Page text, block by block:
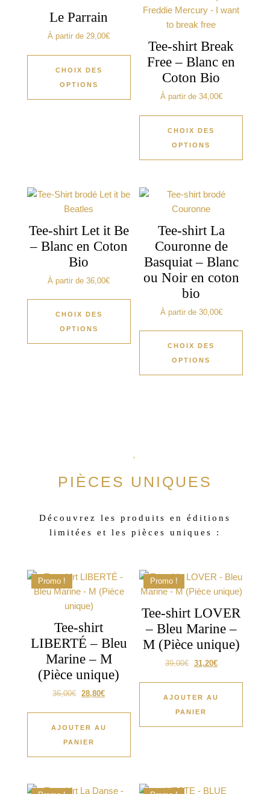
Le Parrain
À partir de29,00€
CHOIX DES
OPTIONS
Tee-shirt Break
Free – Blanc en
Coton Bio
À partir de 34,00€
CHOIX DES
OPTIONS
Tee-shirt Let it Be
– Blanc en Coton
Bio
À partir de36,00€
CHOIX DES
OPTIONS
Tee-shirt La
Couronne de
Basquiat – Blanc
ou Noir en coton
bio
À partir de 30,00€
CHOIX DES
OPTIONS
PIÈCES UNIQUES
Découvrez les produits en éditions
limitées et les pièces uniques :
Promo !
Tee-shirt
LIBERTÉ – Bleu
Marine – M
(Pièce unique)
36,00€ 28,80€
AJOUTER AU
PANIER
Promo !
Tee-shirt LOVER
– Bleu Marine –
M (Pièce unique)
39,00€ 31,20€
AJOUTER AU
PANIER